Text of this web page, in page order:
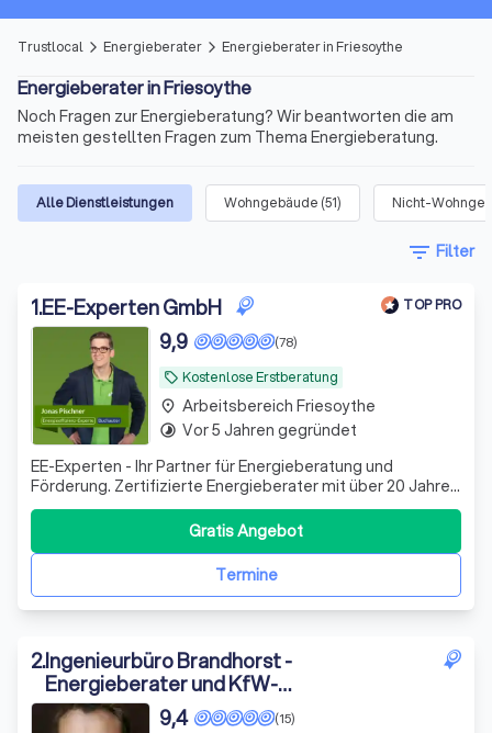
Trustlocal arrow_forward_ios Energieberater arrow_forward_ios Energieberater in Friesoythe
Energieberater in Friesoythe
Noch Fragen zur Energieberatung? Wir beantworten die am
meisten gestellten Fragen zum Thema Energieberatung.
Alle Dienstleistungen Wohngebäude (51) Nicht-
filter_list Filter
1.EE-Experten GmbH TOP PRO
local_offer Kostenlose Erstberatung
(78)
9,9
EE-Experten - Ihr Partner für Energieberatung und
Förderung. Zertifizierte Energieberater mit über 20 Jahren
Erfahrung. Wir machen Ihre Sanierung förderfähig,
effizient und stressfrei.
Termine
Gratis Angebot
place Arbeitsbereich Friesoythe
timelapse Vor 5 Jahren gegründet
2.Ingenieurbüro Brandhorst -
Energieberater und KfW-
Sachverständiger
(15)
9,4